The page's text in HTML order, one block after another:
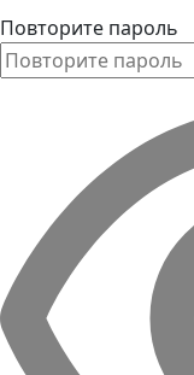
Повторите пароль